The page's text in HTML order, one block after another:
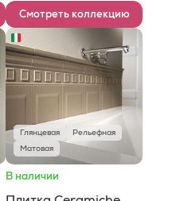
Смотреть коллекцию
Глянцевая
Рельефная
Матовая
В наличии